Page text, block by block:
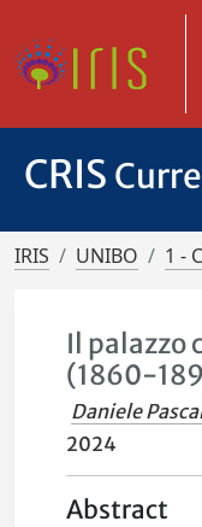
CRIS
IRIS UNIBO 1 -
Il palazzo
(1860-
Daniele
2024
Abstract